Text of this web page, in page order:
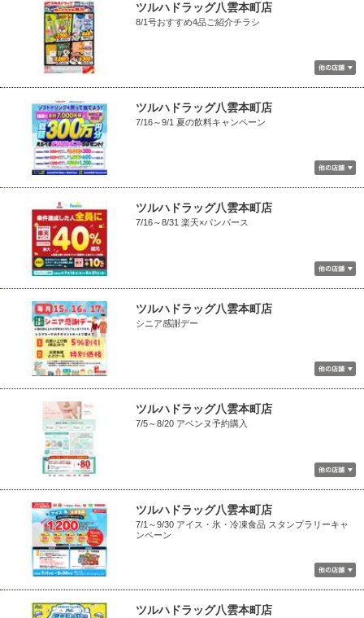
ツルハドラッグ八雲本町店
8/1号おすすめ4品ご紹介チラシ
ツルハドラッグ八雲本町店
7/16～9/1 夏の飲料キャンペーン
ツルハドラッグ八雲本町店
7/16～8/31 楽天×パンパース
ツルハドラッグ八雲本町店
シニア感謝デー
ツルハドラッグ八雲本町店
7/5～8/20 アベンヌ予約購入
ツルハドラッグ八雲本町店
7/1～9/30 アイス・氷・冷凍食品 スタンプラリーキャ
ンペーン
ツルハドラッグ八雲本町店